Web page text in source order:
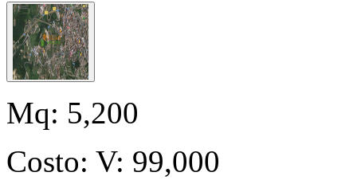
Mq: 5,200
Costo: V: 99,000